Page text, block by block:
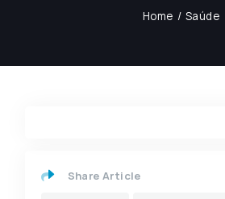
Home Saúde
Share Article